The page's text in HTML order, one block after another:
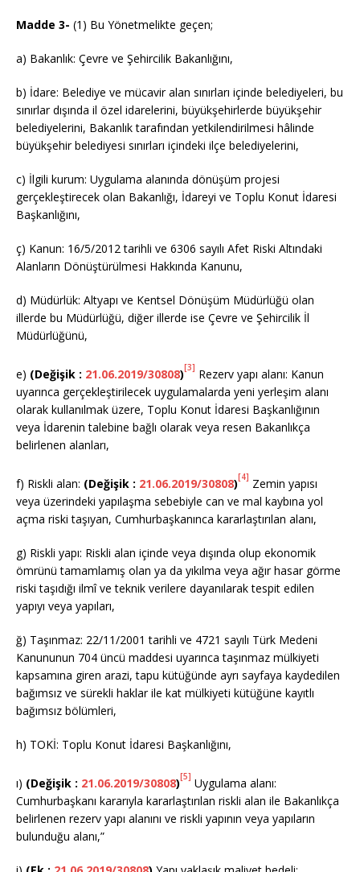
Madde 3- (1) Bu Yönetmelikte geçen;
a) Bakanlık: Çevre ve Şehircilik Bakanlığını,
b) İdare: Belediye ve mücavir alan sınırları içinde belediyeleri, bu
sınırlar dışında il özel idarelerini, büyükşehirlerde büyükşehir
belediyelerini, Bakanlık tarafından yetkilendirilmesi hâlinde
büyükşehir belediyesi sınırları içindeki ilçe belediyelerini,
c) İlgili kurum: Uygulama alanında dönüşüm projesi
gerçekleştirecek olan Bakanlığı, İdareyi ve Toplu Konut İdaresi
Başkanlığını,
ç) Kanun: 16/5/2012 tarihli ve 6306 sayılı Afet Riski Altındaki
Alanların Dönüştürülmesi Hakkında Kanunu,
d) Müdürlük: Altyapı ve Kentsel Dönüşüm Müdürlüğü olan
illerde bu Müdürlüğü, diğer illerde ise Çevre ve Şehircilik İl
Müdürlüğünü,
e) (Değişik : 21.06.2019/30808)[3] Rezerv yapı alanı: Kanun
uyarınca gerçekleştirilecek uygulamalarda yeni yerleşim alanı
olarak kullanılmak üzere, Toplu Konut İdaresi Başkanlığının
veya İdarenin talebine bağlı olarak veya resen Bakanlıkça
belirlenen alanları,
f) Riskli alan: (Değişik : 21.06.2019/30808)[4] Zemin yapısı
veya üzerindeki yapılaşma sebebiyle can ve mal kaybına yol
açma riski taşıyan, Cumhurbaşkanınca kararlaştırılan alanı,
g) Riskli yapı: Riskli alan içinde veya dışında olup ekonomik
ömrünü tamamlamış olan ya da yıkılma veya ağır hasar görme
riski taşıdığı ilmî ve teknik verilere dayanılarak tespit edilen
yapıyı veya yapıları,
ğ) Taşınmaz: 22/11/2001 tarihli ve 4721 sayılı Türk Medeni
Kanununun 704 üncü maddesi uyarınca taşınmaz mülkiyeti
kapsamına giren arazi, tapu kütüğünde ayrı sayfaya kaydedilen
bağımsız ve sürekli haklar ile kat mülkiyeti kütüğüne kayıtlı
bağımsız bölümleri,
h) TOKİ: Toplu Konut İdaresi Başkanlığını,
ı) (Değişik : 21.06.2019/30808)[5] Uygulama alanı:
Cumhurbaşkanı kararıyla kararlaştırılan riskli alan ile Bakanlıkça
belirlenen rezerv yapı alanını ve riskli yapının veya yapıların
bulunduğu alanı,”